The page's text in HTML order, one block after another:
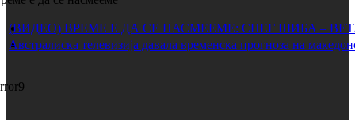
(ВИДЕО) ВРЕМЕ Е ДА СЕ НАСМЕЕМЕ: СНЕГ ШИБА –
Австралиска телевизија давала временска прогноза на